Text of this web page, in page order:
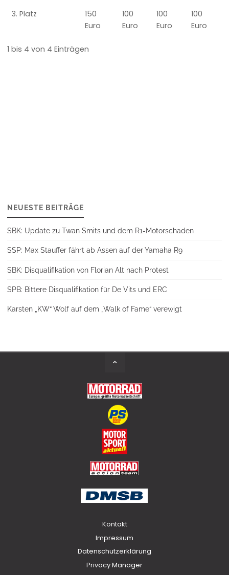
3. Platz
150
Euro
100
Euro
100
Euro
100
Euro
1 bis 4 von 4 Einträgen
NEUESTE BEITRÄGE
SBK: Update zu Twan Smits und dem R1-Motorschaden
SSP: Max Stauffer fährt ab Assen auf der Yamaha R9
SBK: Disqualifikation von Florian Alt nach Protest
SPB: Bittere Disqualifikation für De Vits und ERC
Karsten „KW“ Wolf auf dem „Walk of Fame“ verewigt
Kontakt
Impressum
Datenschutzerklärung
Privacy Manager
Back